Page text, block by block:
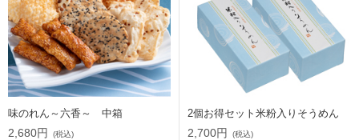
味のれん～六香～ 中箱
2,680円 (税込)
2個お得セット米粉入りそうめん
2,700円 (税込)